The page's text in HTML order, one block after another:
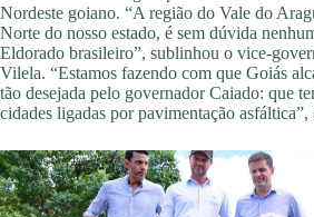
Nordeste goiano. “A região do Vale do
Norte do nosso estado, é sem dúvida
Eldorado brasileiro”, sublinhou o vice-
Vilela. “Estamos fazendo com que Goiás
tão desejada pelo governador Caiado: que
cidades ligadas por pavimentação asfáltica”,